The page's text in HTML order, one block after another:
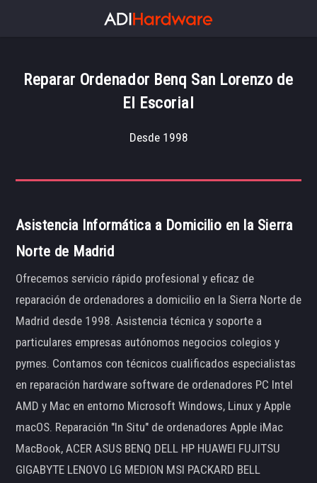
Reparar Ordenador Benq San Lorenzo de
El Escorial
Desde 1998
Asistencia Informática a Domicilio en la Sierra
Norte de Madrid
Ofrecemos servicio rápido profesional y eficaz de
reparación de ordenadores a domicilio en la Sierra Norte de
Madrid desde 1998. Asistencia técnica y soporte a
particulares empresas autónomos negocios colegios y
pymes. Contamos con técnicos cualificados especialistas
en reparación hardware software de ordenadores PC Intel
AMD y Mac en entorno Microsoft Windows, Linux y Apple
macOS. Reparación "In Situ" de ordenadores Apple iMac
MacBook, ACER ASUS BENQ DELL HP HUAWEI FUJITSU
GIGABYTE LENOVO LG MEDION MSI PACKARD BELL